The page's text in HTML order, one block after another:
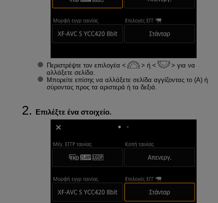
Περιστρέψτε τον επιλογέα ή
για να
αλλάξετε σελίδα.
Μπορείτε επίσης να αλλάξετε σελίδα αγγίζοντας το (Α) ή
σύροντας προς τα αριστερά ή τα δεξιά.
Επιλέξτε ένα στοιχείο.